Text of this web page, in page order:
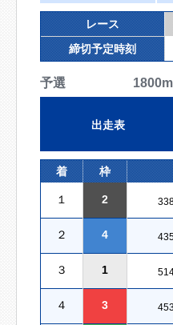
レース
締切予定時刻
予選 1800m
出走表
着 枠
１ 2
２ 4
３ 1
４ 3